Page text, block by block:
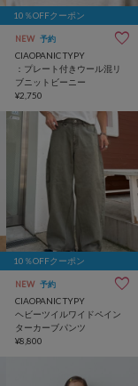
10％OFFクーポン
NEW 予約
CIAOPANIC TYPY
：プレート付きウール混リ
ブニットビーニー
¥2,750
10％OFFクーポン
NEW 予約
CIAOPANIC TYPY
ヘビーツイルワイドペイン
ターカーブパンツ
¥8,800